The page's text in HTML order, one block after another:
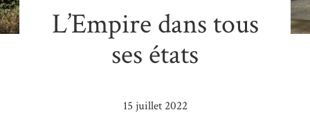
L’Empire dans tous
ses états
15 juillet 2022